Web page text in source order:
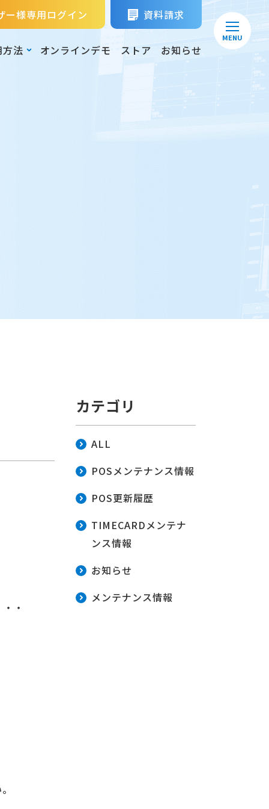
MENU
ー様専用ログイン 資料請求
方法 オンラインデモ ストア お知らせ
・
カテゴリ
ALL
POSメンテナンス情報
POS更新履歴
TIMECARDメンテナ
ンス情報
お知らせ
メンテナンス情報